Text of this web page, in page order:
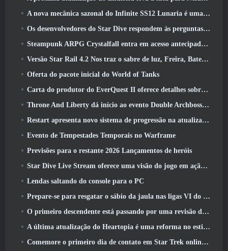
A nova mecânica sazonal do Infinite SS12 Lunaria é uma das “maiores adições” ao jogo
Os desenvolvedores do Star Dive respondem às perguntas dos jogadores em uma transmissão ao vivo surpresa
Steampunk ARPG Crystalfall entra em acesso antecipado, Mas não sem alguns problemas
Versão Star Rail 4.2 Nos traz o sabre de luz, Freira, Baterista Trailblazer e um emanador de euforia
Oferta do pacote inicial do World of Tanks
Carta do produtor do EverQuest II oferece detalhes sobre servidor de expansão bloqueado por tempo
Throne And Liberty dá início ao evento Double Archboss Spawn
Restart apresenta novo sistema de progressão na atualização da temporada SS4
Evento de Tempestades Temporais no Warframe
Previsões para o restante 2026 Lançamentos de heróis
Star Dive Live Stream oferece uma visão do jogo em ação antes do lançamento
Lendas saltando do console para o PC
Prepare-se para resgatar o sábio da jaula nas ligas VI do RuneScape da velha escola: Pactos Demoníacos
O primeiro descendente está passando por uma revisão de acordo com o Dev Stream
A última atualização do Heartopia é uma reforma no estilo Alice no país das maravilhas
Comemore o primeiro dia de contato em Star Trek online e ganhe uma nova versão do Nobel Intel Battlecruiser